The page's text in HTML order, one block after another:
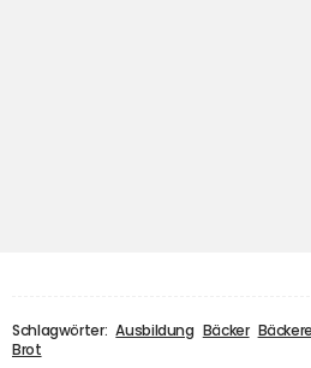
Schlagwörter: Ausbildung Bäcker
Brot